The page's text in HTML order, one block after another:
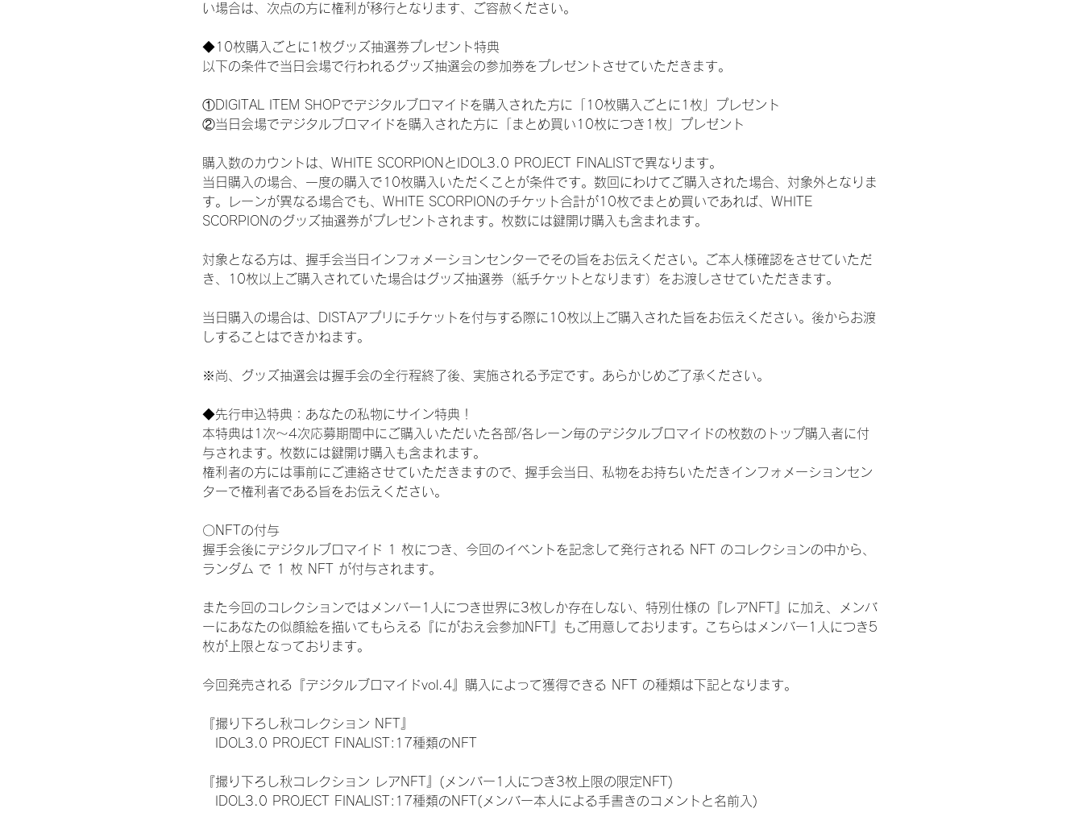
い場合は、次点の方に権利が移行となります、ご容赦ください。
◆10枚購入ごとに1枚グッズ抽選券プレゼント特典
以下の条件で当日会場で行われるグッズ抽選会の参加券をプレゼントさせていただきます。
①DIGITAL ITEM SHOPでデジタルブロマイドを購入された方に「10枚購入ごとに1枚」プレゼント
②当日会場でデジタルブロマイドを購入された方に「まとめ買い10枚につき1枚」プレゼント
購入数のカウントは、WHITE SCORPIONとIDOL3.0 PROJECT FINALISTで異なります。
当日購入の場合、一度の購入で10枚購入いただくことが条件です。数回にわけてご購入された場合、対象外となりま
す。レーンが異なる場合でも、WHITE SCORPIONのチケット合計が10枚でまとめ買いであれば、WHITE
SCORPIONのグッズ抽選券がプレゼントされます。枚数には鍵開け購入も含まれます。
対象となる方は、握手会当日インフォメーションセンターでその旨をお伝えください。ご本人様確認をさせていただ
き、10枚以上ご購入されていた場合はグッズ抽選券（紙チケットとなります）をお渡しさせていただきます。
当日購入の場合は、DISTAアプリにチケットを付与する際に10枚以上ご購入された旨をお伝えください。後からお渡
しすることはできかねます。
※尚、グッズ抽選会は握手会の全行程終了後、実施される予定です。あらかじめご了承ください。
◆先行申込特典：あなたの私物にサイン特典！
本特典は1次〜4次応募期間中にご購入いただいた各部/各レーン毎のデジタルブロマイドの枚数のトップ購入者に付
与されます。枚数には鍵開け購入も含まれます。
権利者の方には事前にご連絡させていただきますので、握手会当日、私物をお持ちいただきインフォメーションセン
ターで権利者である旨をお伝えください。
〇NFTの付与
握手会後にデジタルブロマイド 1 枚につき、今回のイベントを記念して発行される NFT のコレクションの中から、
ランダム で 1 枚 NFT が付与されます。
また今回のコレクションではメンバー1人につき世界に3枚しか存在しない、特別仕様の『レアNFT』に加え、メンバ
ーにあなたの似顔絵を描いてもらえる『にがおえ会参加NFT』もご用意しております。こちらはメンバー1人につき5
枚が上限となっております。
今回発売される『デジタルブロマイドvol.4』購入によって獲得できる NFT の種類は下記となります。
『撮り下ろし秋コレクション NFT』
IDOL3.0 PROJECT FINALIST:17種類のNFT
『撮り下ろし秋コレクション レアNFT』(メンバー1人につき3枚上限の限定NFT)
IDOL3.0 PROJECT FINALIST:17種類のNFT(メンバー本人による手書きのコメントと名前入)